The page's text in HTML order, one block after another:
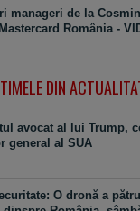
manageri de la
România -
DIN
avocat al lui Trump,
general al SUA
O dronă a